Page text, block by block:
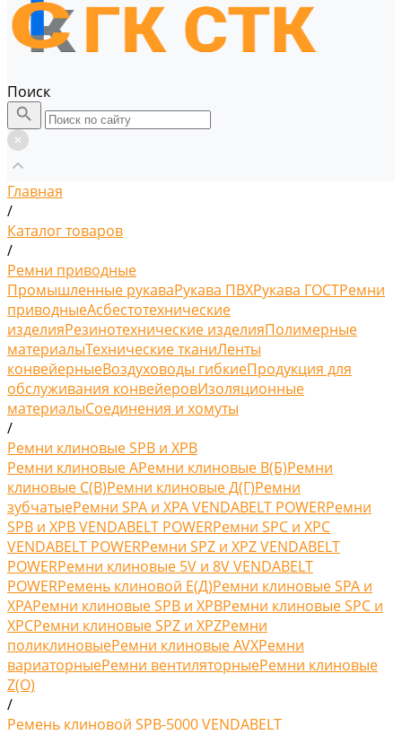
Поиск
Главная
/
Каталог товаров
/
Ремни приводные
Промышленные рукаваРукава ПВХРукава ГОСТРемни
приводныеАсбестотехнические
изделияРезинотехнические изделияПолимерные
материалыТехнические тканиЛенты
конвейерныеВоздуховоды гибкиеПродукция для
обслуживания конвейеровИзоляционные
материалыСоединения и хомуты
/
Ремни клиновые SPB и XPB
Ремни клиновые AРемни клиновые В(Б)Ремни
клиновые С(B)Ремни клиновые Д(Г)Ремни
зубчатыеРемни SPA и XPA VENDABELT POWERРемни
SPB и XPB VENDABELT POWERРемни SPC и XPC
VENDABELT POWERРемни SPZ и XPZ VENDABELT
POWERРемни клиновые 5V и 8V VENDABELT
POWERРемень клиновой Е(Д)Ремни клиновые SPA и
XPAРемни клиновые SPB и XPBРемни клиновые SPC и
XPCРемни клиновые SPZ и XPZРемни
поликлиновыеРемни клиновые AVXРемни
вариаторныеРемни вентиляторныеРемни клиновые
Z(O)
/
Ремень клиновой SPB-5000 VENDABELT